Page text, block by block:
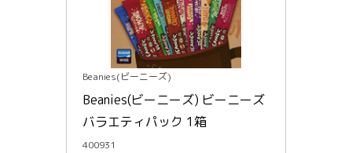
Beanies(ビーニーズ)
Beanies(ビーニーズ) ビーニーズ
バラエティパック 1箱
400931